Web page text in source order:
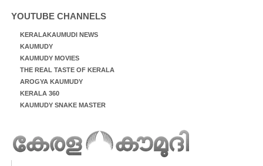
YOUTUBE CHANNELS
KERALAKAUMUDI NEWS
KAUMUDY
KAUMUDY MOVIES
THE REAL TASTE OF KERALA
AROGYA KAUMUDY
KERALA 360
KAUMUDY SNAKE MASTER